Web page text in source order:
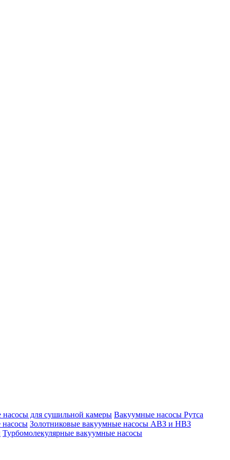
для сушильной камеры Вакуумные насосы Рутса
Золотниковые вакуумные насосы АВЗ и НВЗ
Турбомолекулярные вакуумные насосы